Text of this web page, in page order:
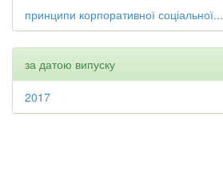
принципи корпоративної соціальної...
за датою випуску
2017